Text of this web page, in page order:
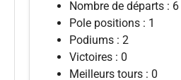
Nombre de départs : 6
Pole positions : 1
Podiums : 2
Victoires : 0
Meilleurs tours : 0